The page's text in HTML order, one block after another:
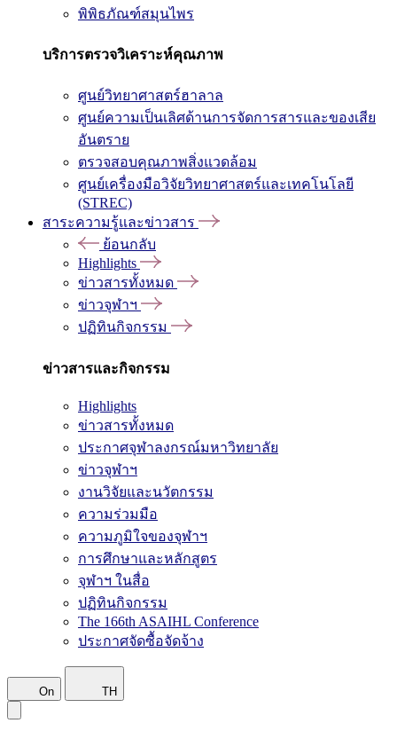
พิพิธภัณฑ์สมุนไพร
บริการตรวจวิเคราะห์คุณภาพ
ศูนย์วิทยาศาสตร์ฮาลาล
ศูนย์ความเป็นเลิศด้านการจัดการสารและของเสีย
อันตราย
ตรวจสอบคุณภาพสิ่งแวดล้อม
ศูนย์เครื่องมือวิจัยวิทยาศาสตร์และเทคโนโลยี
(STREC)
สาระความรู้และข่าวสาร
ย้อนกลับ
Highlights
ข่าวสารทั้งหมด
ข่าวจุฬาฯ
ปฏิทินกิจกรรม
ข่าวสารและกิจกรรม
Highlights
ข่าวสารทั้งหมด
ประกาศจุฬาลงกรณ์มหาวิทยาลัย
ข่าวจุฬาฯ
งานวิจัยและนวัตกรรม
ความร่วมมือ
ความภูมิใจของจุฬาฯ
การศึกษาและหลักสูตร
จุฬาฯ ในสื่อ
ปฏิทินกิจกรรม
The 166th ASAIHL Conference
ประกาศจัดซื้อจัดจ้าง
On TH